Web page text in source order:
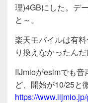
e
b
o
o
k
er
理)4GBにした。デ
と～。
楽天モバイルは有
り換えなかったん
IIJmioがesimでも
ど、開始が10/25と
https://